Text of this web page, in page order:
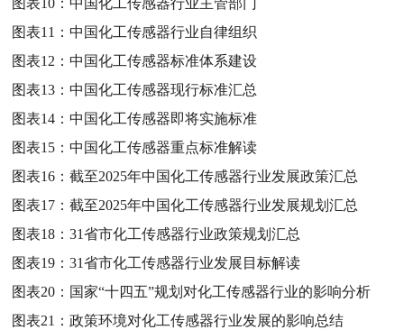
图表11：中国化工传感器行业自律组织
图表12：中国化工传感器标准体系建设
图表13：中国化工传感器现行标准汇总
图表14：中国化工传感器即将实施标准
图表15：中国化工传感器重点标准解读
图表16：截至2025年中国化工传感器行业发展政策汇总
图表17：截至2025年中国化工传感器行业发展规划汇总
图表18：31省市化工传感器行业政策规划汇总
图表19：31省市化工传感器行业发展目标解读
图表20： 国家“十四五”规划对化工传感器行业的影响分析
图表21：政策环境对化工传感器行业发展的影响总结